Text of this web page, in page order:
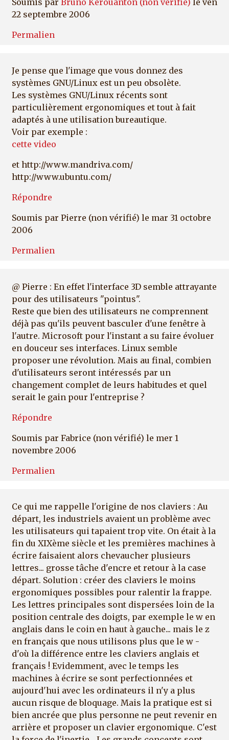
22 septembre 2006
Permalien
Je pense que l'image que vous donnez des
systèmes GNU/Linux est un peu obsolète.
Les systèmes GNU/Linux récents sont
particulièrement ergonomiques et tout à fait
adaptés à une utilisation bureautique.
Voir par exemple :
cette video
et http://www.mandriva.com/
http://www.ubuntu.com/
Répondre
Soumis par Pierre (non vérifié) le mar 31 octobre
2006
Permalien
@ Pierre : En effet l'interface 3D semble attrayante
pour des utilisateurs "pointus".
Reste que bien des utilisateurs ne comprennent
déjà pas qu'ils peuvent basculer d'une fenêtre à
l'autre. Microsoft pour l'instant a su faire évoluer
en douceur ses interfaces. Linux semble
proposer une révolution. Mais au final, combien
d'utilisateurs seront intéressés par un
changement complet de leurs habitudes et quel
serait le gain pour l'entreprise ?
Répondre
Soumis par Fabrice (non vérifié) le mer 1
novembre 2006
Permalien
Ce qui me rappelle l'origine de nos claviers : Au
départ, les industriels avaient un problème avec
les utilisateurs qui tapaient trop vite. On était à la
fin du XIXème siècle et les premières machines à
écrire faisaient alors chevaucher plusieurs
lettres... grosse tâche d'encre et retour à la case
départ. Solution : créer des claviers le moins
ergonomiques possibles pour ralentir la frappe.
Les lettres principales sont dispersées loin de la
position centrale des doigts, par exemple le w en
anglais dans le coin en haut à gauche... mais le z
en français que nous utilisons plus que le w -
d'où la différence entre les claviers anglais et
français ! Evidemment, avec le temps les
machines à écrire se sont perfectionnées et
aujourd'hui avec les ordinateurs il n'y a plus
aucun risque de bloquage. Mais la pratique est si
bien ancrée que plus personne ne peut revenir en
arrière et proposer un clavier ergonomique. C'est